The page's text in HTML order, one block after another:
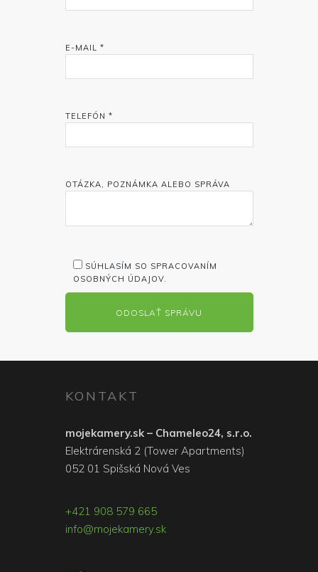
E-MAIL *
TELEFÓN *
OTÁZKA, POZNÁMKA ALEBO SPRÁVA
SÚHLASÍM SO SPRACOVANÍM
OSOBNÝCH ÚDAJOV.
KONTAKT
mojekamery.sk – Chameleo24, s.r.o.
Elektrárenská 2 (Tower Apartments)
052 01 Spišská Nová Ves
+421 908 579 665
info@mojekamery.sk